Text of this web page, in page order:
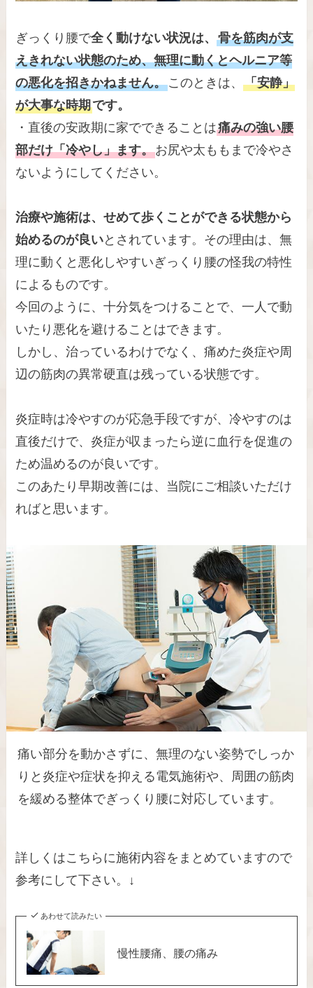
ぎっくり腰で全く動けない状況は、骨を筋肉が支
えきれない状態のため、無理に動くとヘルニア等
の悪化を招きかねません。このときは、「安静」
が大事な時期です。
・直後の安政期に家でできることは痛みの強い腰
部だけ「冷やし」ます。お尻や太ももまで冷やさ
ないようにしてください。
治療や施術は、せめて歩くことができる状態から
始めるのが良いとされています。その理由は、無
理に動くと悪化しやすいぎっくり腰の怪我の特性
によるものです。
今回のように、十分気をつけることで、一人で動
いたり悪化を避けることはできます。
しかし、治っているわけでなく、痛めた炎症や周
辺の筋肉の異常硬直は残っている状態です。
炎症時は冷やすのが応急手段ですが、冷やすのは
直後だけで、炎症が収まったら逆に血行を促進の
ため温めるのが良いです。
このあたり早期改善には、当院にご相談いただけ
ればと思います。
痛い部分を動かさずに、無理のない姿勢でしっか
りと炎症や症状を抑える電気施術や、周囲の筋肉
を緩める整体でぎっくり腰に対応しています。
詳しくはこちらに施術内容をまとめていますので
参考にして下さい。↓
あわせて読みたい
慢性腰痛、腰の痛み